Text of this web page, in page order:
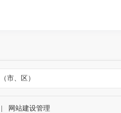
市、区）
网站建设管理